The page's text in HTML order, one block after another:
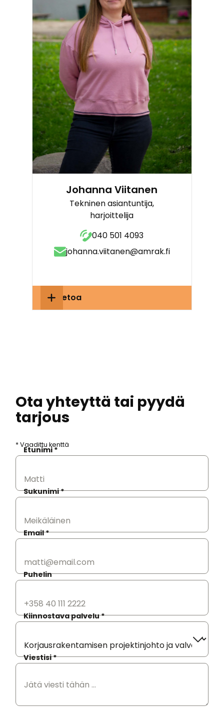
Johanna Viitanen
Tekninen asiantuntija,
harjoittelija
040 501 4093
johanna.viitanen@amrak.fi
Lisätietoa
Ota yhteyttä tai pyydä
tarjous
Etunimi *
Sukunimi *
Email *
Puhelin
Kiinnostava palvelu *
Viestisi *
* Vaadittu kenttä